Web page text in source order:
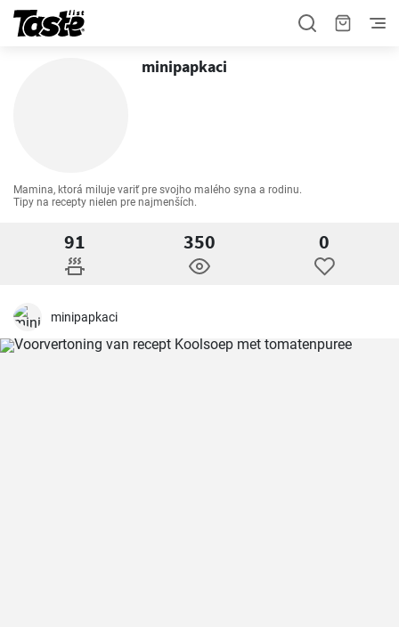
minipapkaci
Mamina, ktorá miluje variť pre svojho malého syna a rodinu.
Tipy na recepty nielen pre najmenších.
91 350 0
minipapkaci